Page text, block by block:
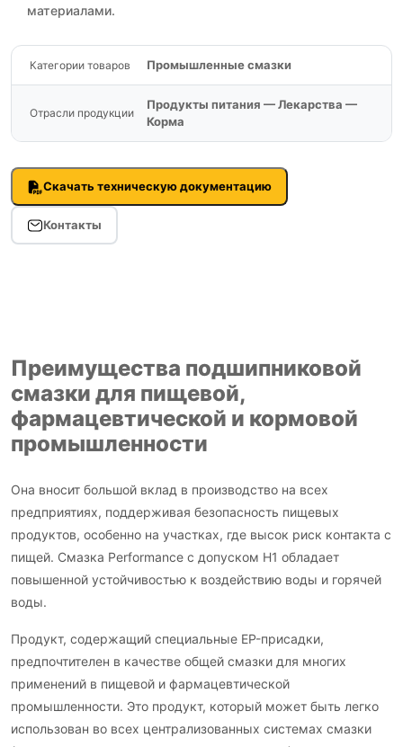
материалами.
Категории товаров Промышленные смазки
Отрасли продукции
Продукты питания — Лекарства —
Корма
Скачать техническую документацию
Контакты
Преимущества подшипниковой
смазки для пищевой,
фармацевтической и кормовой
промышленности
Она вносит большой вклад в производство на всех
предприятиях, поддерживая безопасность пищевых
продуктов, особенно на участках, где высок риск контакта с
пищей. Смазка Performance с допуском H1 обладает
повышенной устойчивостью к воздействию воды и горячей
воды.
Продукт, содержащий специальные EP-присадки,
предпочтителен в качестве общей смазки для многих
применений в пищевой и фармацевтической
промышленности. Это продукт, который может быть легко
использован во всех централизованных системах смазки